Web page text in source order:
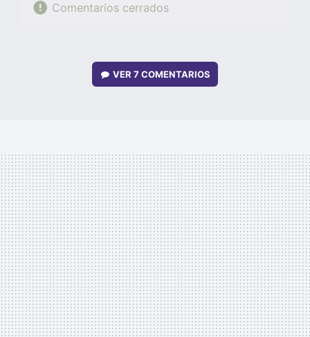
Comentarios cerrados
VER7 COMENTARIOS